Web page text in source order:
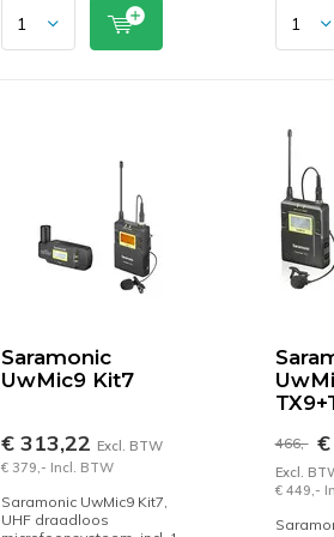
Saramonic
UwMic9 Kit7
€ 313,22 Excl. BTW
€ 379,- Incl. BTW
Saramonic UwMic9 Kit7,
UHF draadloos
466,-
Excl.
€ 449,-